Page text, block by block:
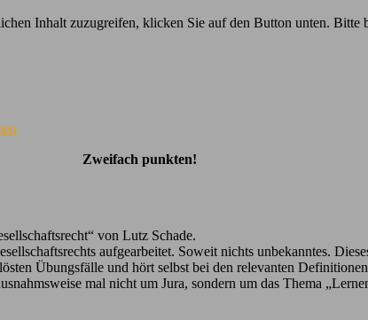
Inhalt zuzugreifen, klicken Sie auf den Button unten. Bitte
Zweifach punkten!
von Lutz Schade.
aufgearbeitet. Soweit nichts unbekanntes.
Übungsfälle und hört selbst bei den relevanten
mal nicht um Jura, sondern um das Thema